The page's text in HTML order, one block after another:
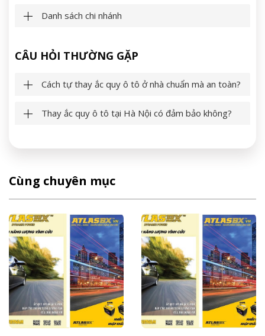
Danh sách chi nhánh
CÂU HỎI THƯỜNG GẶP
Cách tự thay ắc quy ô tô ở nhà chuẩn mà an toàn?
Thay ắc quy ô tô tại Hà Nội có đảm bảo không?
Cùng chuyên mục